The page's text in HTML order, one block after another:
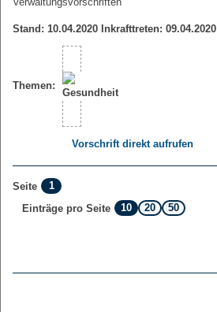
Stand: 10.04.2020 Inkrafttreten: 09.04.2020
Themen:
Vorschrift direkt aufrufen
Seite
1
Einträge pro Seite
10 20 50